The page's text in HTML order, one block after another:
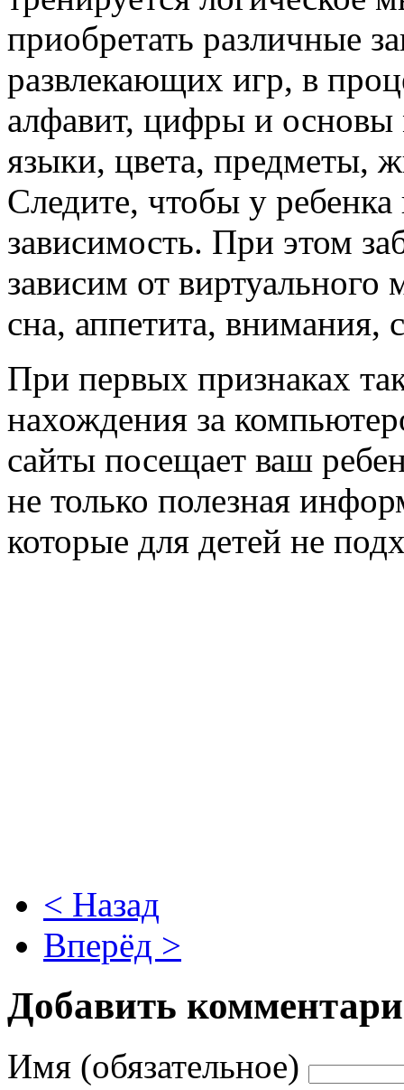
приобретать различные
развлекающих игр, в
алфавит, цифры и основы
языки, цвета, предметы,
Следите, чтобы у ребенка
зависимость. При этом
зависим от
сна, аппетита, внимания,
При первых признаках
нахождения за
сайты посещает ваш
не только полезная
которые для детей не
< Назад
Вперёд >
Добавить
Имя (обязательное)